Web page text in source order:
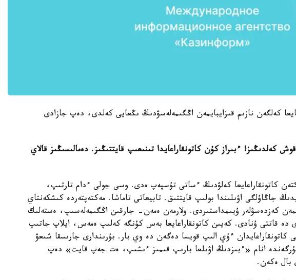
كەلگەن نازىم قىزايبايمەن اڭگىمەلەسۋدىڭ ىڭعايى كەلدى، دەپ جازادى
كەلدىڭىز! ءبىراز كۇن كاتونقاراعايدا تىنىعىپ قايتتىڭىز. دەمالىسىڭىز قالاي
كاتونقاراعايعا كەلۋدىڭ ءساتى تۇسپەپ ەدى. وسى جولى ءدام تارتىپ،
جاڭاۇلگى اۋىلىندا بولىپ قايتتىق. تابيعاتى تاماشا. مەكتەپتەردە كىشكەنتاي
كەزدەسۋلەر ۇيىمداستىردى. ولارمەن ەمەن- جارقىن اڭگىمەلەسىپ، ەستەلىك
قاتتى ۇنادى. كەيىن كاتونقاراعايعا بەس كۇنگە كەلىپ ەمەس، ايلاپ جاتىپ
كاتونقاراعايدان ءۇي الىپ قويسا دەگەن دە وي بار. بۇرىندارى جارىسقا شىعۋ
انام «ءبىزدىڭ اۋىلعا بارىپ قىمىز ءىشىپ، ەت جەپ قايت» دەپ
بال ەكەن.